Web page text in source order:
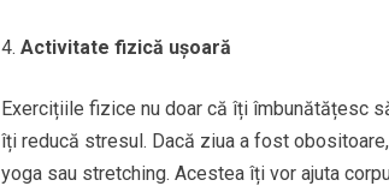
Activitate fizică ușoară
Exercițiile fizice nu doar că îți îmbunătățesc
îți reducă stresul. Dacă ziua a fost
yoga sau stretching. Acestea îți vor ajuta